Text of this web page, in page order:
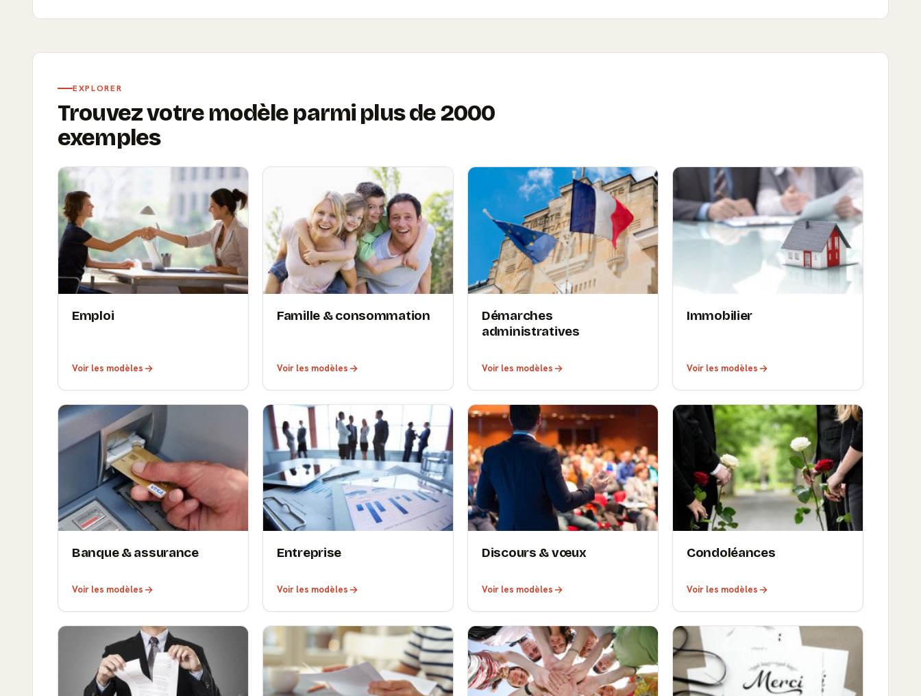
EXPLORER
Trouvez votre modèle parmi plus de 2000
exemples
Emploi
Voir les modèles
Famille & consommation
Voir les modèles
Démarches
administratives
Voir les modèles
Immobilier
Voir les modèles
Banque & assurance
Voir les modèles
Entreprise
Voir les modèles
Discours & vœux
Voir les modèles
Condoléances
Voir les modèles